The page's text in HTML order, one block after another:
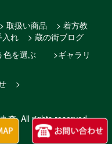
> 取扱い商品
> 着方教
入れ
> 蔵の街ブログ
色を選ぶ
>ギャラリ
>
森. All rights reserved.